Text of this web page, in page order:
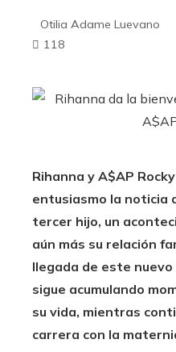
Otilia Adame Luevano
118
Rihanna y A$AP
entusiasmo la noticia
tercer hijo, un
aún más su relación
llegada de este
sigue acumulando
su vida, mientras
carrera con la